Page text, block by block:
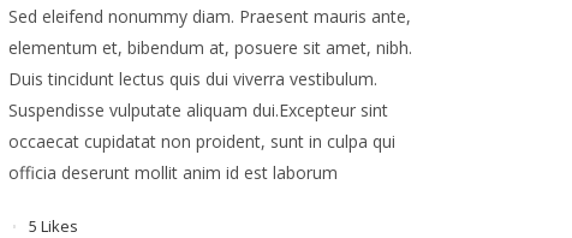
Sed eleifend nonummy diam. Praesent mauris ante,
elementum et, bibendum at, posuere sit amet, nibh.
Duis tincidunt lectus quis dui viverra vestibulum.
Suspendisse vulputate aliquam dui.Excepteur sint
occaecat cupidatat non proident, sunt in culpa qui
officia deserunt mollit anim id est laborum
5 Likes